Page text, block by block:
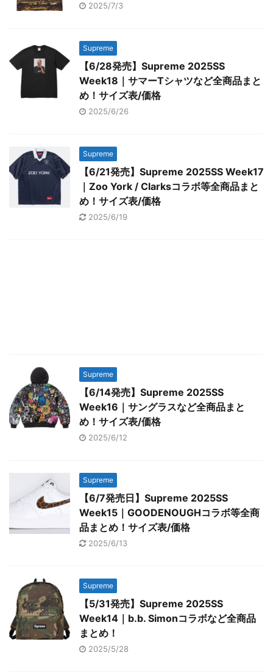
2025/7/3
Supreme
【6/28発売】Supreme 2025SS
Week18｜サマーTシャツなど全商品まと
め！サイズ表/価格
2025/6/26
Supreme
【6/21発売】Supreme 2025SS Week17
｜Zoo York / Clarksコラボ等全商品まと
め！サイズ表/価格
2025/6/19
Supreme
【6/14発売】Supreme 2025SS
Week16｜サングラスなど全商品まと
め！サイズ表/価格
2025/6/12
Supreme
【6/7発売日】Supreme 2025SS
Week15｜GOODENOUGHコラボ等全商
品まとめ！サイズ表/価格
2025/6/13
Supreme
【5/31発売】Supreme 2025SS
Week14｜b.b. Simonコラボなど全商品
まとめ！
2025/5/28